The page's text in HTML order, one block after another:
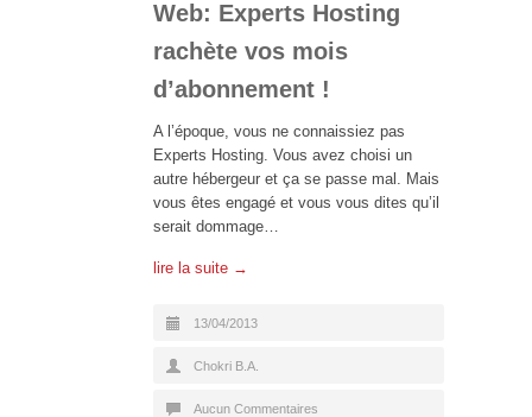
Web: Experts Hosting
rachète vos mois
d’abonnement !
A l’époque, vous ne connaissiez pas
Experts Hosting. Vous avez choisi un
autre hébergeur et ça se passe mal. Mais
vous êtes engagé et vous vous dites qu’il
serait dommage…
lire la suite →
13/04/2013
Chokri B.A.
Aucun Commentaires